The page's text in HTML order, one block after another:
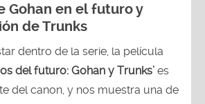
Gohan en el futuro y
de Trunks
dentro de la serie, la película
del futuro: Gohan y Trunks’ es
del canon, y nos muestra una de